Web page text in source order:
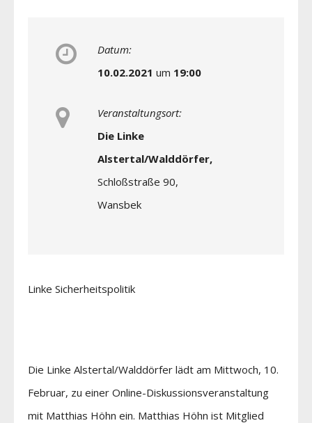
Datum:
10.02.2021 um 19:00
Veranstaltungsort:
Die Linke
Alstertal/Walddörfer,
Schloßstraße 90,
Wansbek
Linke Sicherheitspolitik
Die Linke Alstertal/Walddörfer lädt am Mittwoch, 10.
Februar, zu einer Online-Diskussionsveranstaltung
mit Matthias Höhn ein. Matthias Höhn ist Mitglied